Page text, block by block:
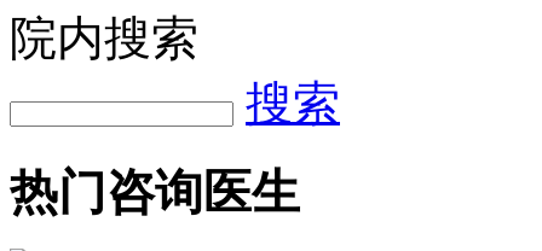
院内搜索
搜索
热门咨询医生